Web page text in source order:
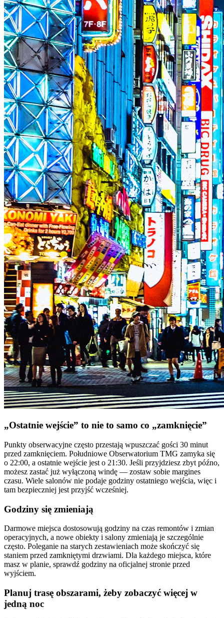
„Ostatnie wejście” to nie to samo co „zamknięcie”
Punkty obserwacyjne często przestają wpuszczać gości 30 minut
przed zamknięciem. Południowe Obserwatorium TMG zamyka się
o 22:00, a ostatnie wejście jest o 21:30. Jeśli przyjdziesz zbyt późno,
możesz zastać już wyłączoną windę — zostaw sobie margines
czasu. Wiele salonów nie podaje godziny ostatniego wejścia, więc i
tam bezpieczniej jest przyjść wcześniej.
Godziny się zmieniają
Darmowe miejsca dostosowują godziny na czas remontów i zmian
operacyjnych, a nowe obiekty i salony zmieniają je szczególnie
często. Poleganie na starych zestawieniach może skończyć się
staniem przed zamkniętymi drzwiami. Dla każdego miejsca, które
masz w planie, sprawdź godziny na oficjalnej stronie przed
wyjściem.
Planuj trasę obszarami, żeby zobaczyć więcej w
jedną noc